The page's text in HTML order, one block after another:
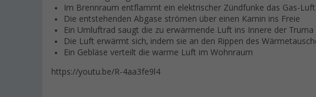
Im Brennraum entflammt ein elektrischer Zündfunke das Gas-
Die entstehenden Abgase strömen über einen Kamin ins Freie
Ein Umluftrad saugt die zu erwärmende Luft ins Innere der Truma
Die Luft erwärmt sich, indem sie an den Rippen des
Ein Gebläse verteilt die warme Luft im Wohnraum
https://youtu.be/R-4aa3fe9l4